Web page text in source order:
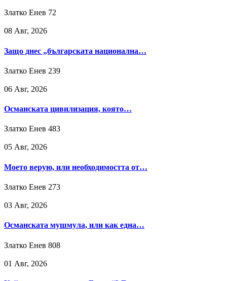
Златко Енев 72
08 Авг, 2026
Защо днес „българската национална…
Златко Енев 239
06 Авг, 2026
Османската цивилизация, която…
Златко Енев 483
05 Авг, 2026
Моето верую, или необходимостта от…
Златко Енев 273
03 Авг, 2026
Османската мушмула, или как една…
Златко Енев 808
01 Авг, 2026